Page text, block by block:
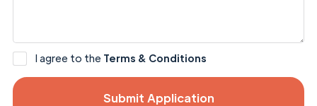
I agree to the Terms & Conditions